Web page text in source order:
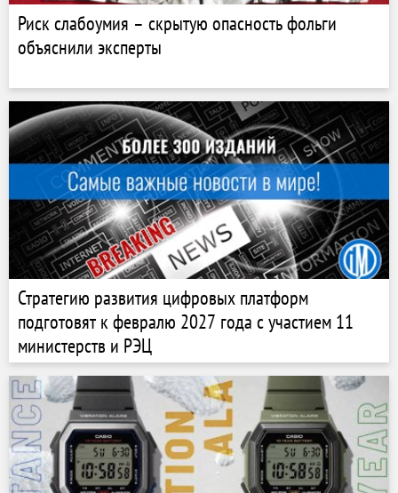
Риск слабоумия – скрытую опасность фольги
объяснили эксперты
Стратегию развития цифровых платформ
подготовят к февралю 2027 года с участием 11
министерств и РЭЦ